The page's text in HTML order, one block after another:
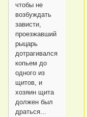
чтобы не
возбуждать
зависти,
проезжавший
рыцарь
дотрагивался
копьем до
одного из
щитов, и
хозяин щита
должен был
драться...